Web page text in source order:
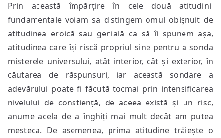
Prin această împărțire în cele două atitudini
fundamentale voiam sa distingem omul obișnuit de
atitudinea eroică sau genială ca să îi spunem așa,
atitudinea care își riscă propriul sine pentru a sonda
misterele universului, atât interior, cât și exterior, în
căutarea de răspunsuri, iar această sondare a
adevărului poate fi făcută tocmai prin intensificarea
nivelului de conștiență, de aceea există și un risc,
anume acela de a înghiți mai mult decât am putea
mesteca. De asemenea, prima atitudine trăiește o